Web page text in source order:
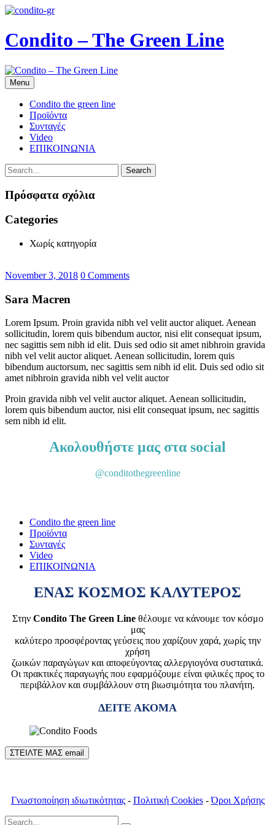
Condito – The Green Line
Menu
Condito the green line
Προϊόντα
Συνταγές
Video
ΕΠΙΚΟΙΝΩΝΙΑ
Search
Πρόσφατα σχόλια
Categories
Χωρίς κατηγορία
November 3, 2018 0 Comments
Sara Macren
Lorem Ipsum. Proin gravida nibh vel velit auctor aliquet. Aenean
sollicitudin, lorem quis bibendum auctor, nisi elit consequat ipsum,
nec sagittis sem nibh id elit. Duis sed odio sit amet nibhroin gravida
nibh vel velit auctor aliquet. Aenean sollicitudin, lorem quis
bibendum auctorsum, nec sagittis sem nibh id elit. Duis sed odio sit
amet nibhroin gravida nibh vel velit auctor
Proin gravida nibh vel velit auctor aliquet. Aenean sollicitudin,
lorem quis bibendum auctor, nisi elit consequat ipsum, nec sagittis
sem nibh id elit.
Ακολουθήστε μας στα social
@conditothegreenline
Condito the green line
Προϊόντα
Συνταγές
Video
ΕΠΙΚΟΙΝΩΝΙΑ
ΕΝΑΣ ΚΟΣΜΟΣ ΚΑΛΥΤΕΡΟΣ
Στην Condito The Green Lineθέλουμε να κάνουμε τον κόσμο
μας
καλύτερο προσφέροντας γεύσεις που χαρίζουν χαρά, χωρίς την
χρήση
ζωικών παραγώγων και αποφεύγοντας αλλεργιογόνα συστατικά.
Οι πρακτικές παραγωγής που εφαρμόζουμε είναι φιλικές προς το
περιβάλλον και συμβάλλουν στη βιωσιμότητα του πλανήτη.
ΔΕΙΤΕ ΑΚΟΜΑ
ΣΤΕΙΛΤΕ ΜΑΣ email
Γνωστοποίηση ιδιωτικότητας- Πολιτική Cookies-Όροι Χρήσης
Search